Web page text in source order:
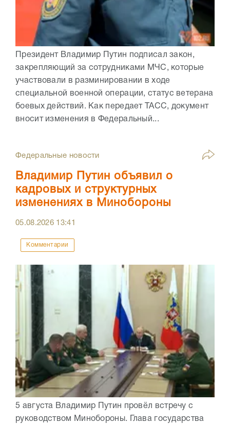
Президент Владимир Путин подписал закон,
закрепляющий за сотрудниками МЧС, которые
участвовали в разминировании в ходе
специальной военной операции, статус ветерана
боевых действий. Как передает ТАСС, документ
вносит изменения в Федеральный...
Федеральные новости
Владимир Путин объявил о
кадровых и структурных
изменениях в Минобороны
05.08.2026 13:41
Комментарии
5 августа Владимир Путин провёл встречу с
руководством Минобороны. Глава государства